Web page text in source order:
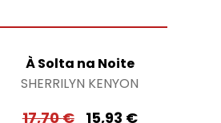
À Solta na Noite
SHERRILYN KENYON
17,70€ 15,93 €